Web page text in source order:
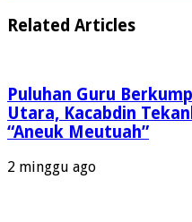
Related Articles
Puluhan Guru
Utara, Kacabdin
“Aneuk Meutuah”
2 minggu ago